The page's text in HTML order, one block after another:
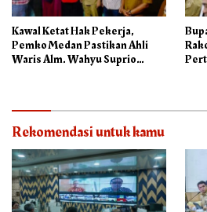
Kawal Ketat Hak Pekerja,
Pemko Medan Pastikan Ahli
Waris Alm. Wahyu Suprio
Rekomendasi untuk kamu